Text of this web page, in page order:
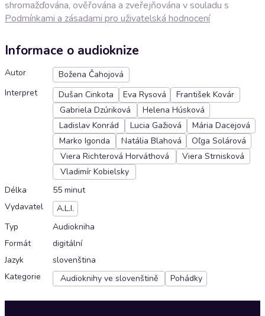
shromažďována, ověřována a zveřejňována v souladu s
Podmínkami a zásadami pro uživatelská hodnocení
Informace o audioknize
Autor
Božena Čahojová
Interpret
Dušan Cinkota Eva Rysová
František Kovár
Gabriela Dzúriková
Helena Húsková
Ladislav Konrád
Lucia Gažiová
Mária Dacejová
Marko Igonda
Natália Blahová
Oľga Solárová
Viera Richterová Horváthová
Viera Strnisková
Vladimír Kobielsky
Délka
55 minut
Vydavatel
A.L.I.
Typ
Audiokniha
Formát
digitální
Jazyk
slovenština
Kategorie
Audioknihy ve slovenštině Pohádky